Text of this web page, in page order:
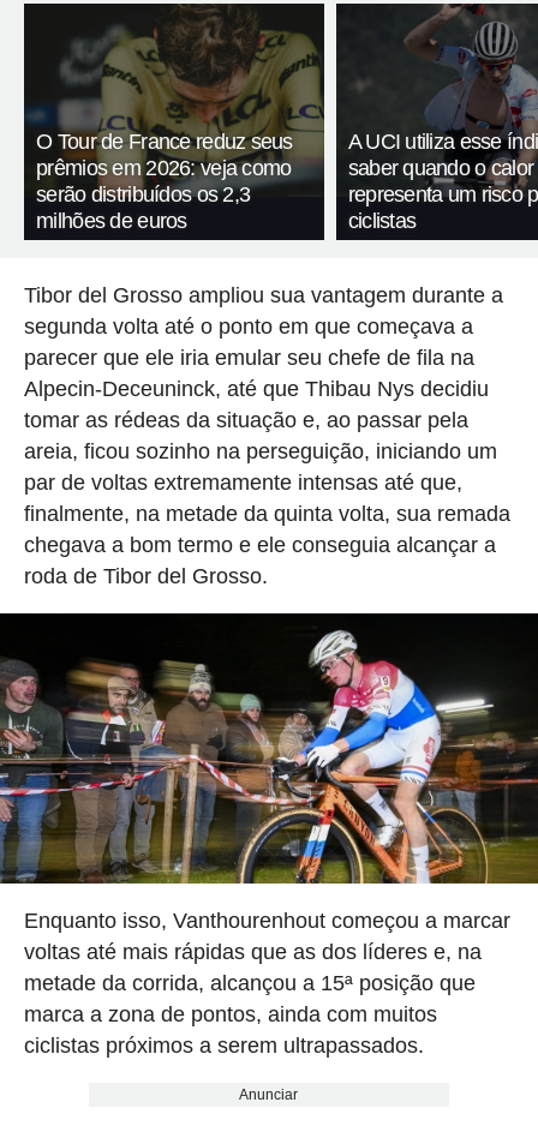
O Tour de France reduz seus
prêmios em 2026: veja como
serão distribuídos os 2,3
milhões de euros
A UCI utiliza esse
saber quando o calor
representa um risco
ciclistas
Tibor del Grosso ampliou sua vantagem durante a
segunda volta até o ponto em que começava a
parecer que ele iria emular seu chefe de fila na
Alpecin-Deceuninck, até que Thibau Nys decidiu
tomar as rédeas da situação e, ao passar pela
areia, ficou sozinho na perseguição, iniciando um
par de voltas extremamente intensas até que,
finalmente, na metade da quinta volta, sua remada
chegava a bom termo e ele conseguia alcançar a
roda de Tibor del Grosso.
Enquanto isso, Vanthourenhout começou a marcar
voltas até mais rápidas que as dos líderes e, na
metade da corrida, alcançou a 15ª posição que
marca a zona de pontos, ainda com muitos
ciclistas próximos a serem ultrapassados.
Anunciar